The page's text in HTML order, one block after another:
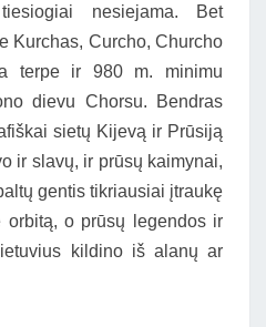
nesiejama. Bet
Kurchas, Curcho, Churcho
terpe ir 980 m. minimu
dievu Chorsu. Bendras
sietų Kijevą ir Prūsiją
ir slavų, ir prūsų kaimynai,
gentis tikriausiai įtraukę
o prūsų legendos ir
kildino iš alanų ar